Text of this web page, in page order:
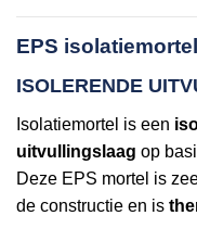
EPS isolatiemortel
ISOLERENDE
Isolatiemortel is een
uitvullingslaag op
Deze EPS mortel is
de constructie en is